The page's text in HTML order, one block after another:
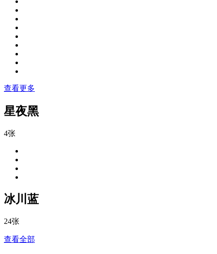
查看更多
星夜黑
4张
冰川蓝
24张
查看全部